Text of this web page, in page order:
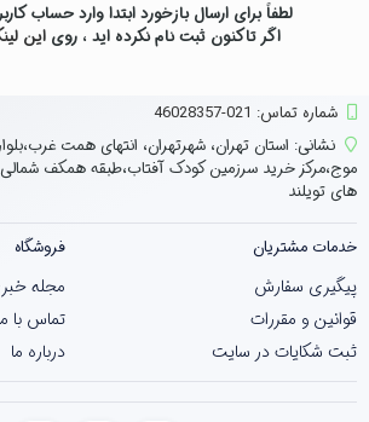
لطفاً برای ارسال بازخورد ابتدا وارد حساب
اگر تاکنون ثبت نام نکرده اید ، روی این
شماره تماس‌: 021-46028357
نشانی: استان تهران، شهرتهران، انتهای همت
های تویلند
خدمات مشتریان
پیگیری سفارش
قوانین و مقررات
ثبت شکایات در سایت
فروشگاه
مجله
تماس با
درباره ما